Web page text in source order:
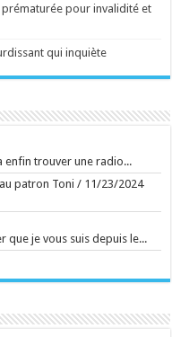
pour invalidité et
qui inquiète
enfin trouver une radio...
patron Toni / 11/23/2024
que je vous suis depuis le...